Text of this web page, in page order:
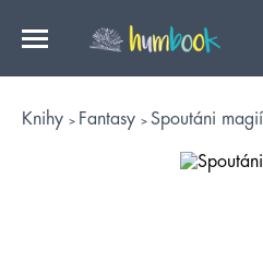
Knihy Fantasy Spoutáni magií